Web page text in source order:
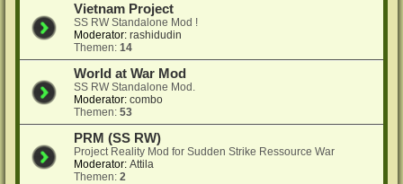
Vietnam Project
SS RW Standalone Mod !
Moderator: rashidudin
Themen:14
World at War Mod
SS RW Standalone Mod.
Moderator: combo
Themen:53
PRM (SS RW)
Project Reality Mod for Sudden Strike Ressource War
Moderator: Attila
Themen:2